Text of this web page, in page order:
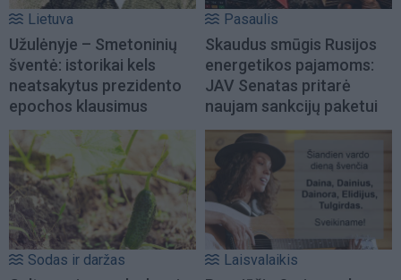
Lietuva
Užulėnyje – Smetoninių
šventė: istorikai kels
neatsakytus prezidento
epochos klausimus
Pasaulis
Skaudus smūgis Rusijos
energetikos pajamoms:
JAV Senatas pritarė
naujam sankcijų paketui
Sodas ir daržas Laisvalaikis